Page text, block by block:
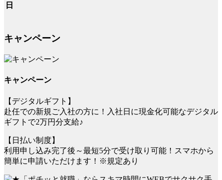
日
キャンペーン
キャンペーン
【デジタルギフト】
赴任での新規ご入社の方に！入社日に現金化可能なデジタル
ギフトで2万円分支給♪
【日払い制度】
利用申し込み完了後～最短5分で受け取り可能！スマホから
簡単に申請いただけます！※規定あり